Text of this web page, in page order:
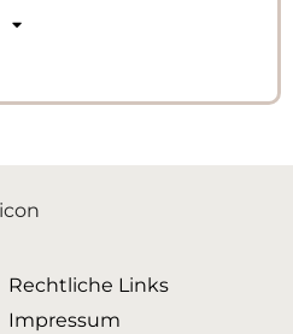
Rechtliche Links
Impressum